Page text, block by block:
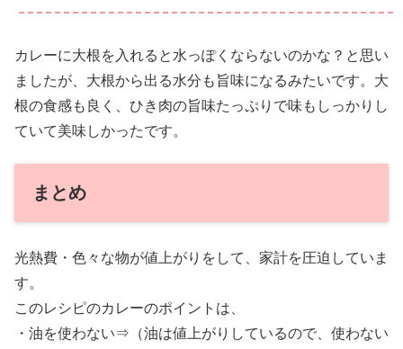
カレーに大根を入れると水っぽくならないのかな？と思い
ましたが、大根から出る水分も旨味になるみたいです。大
根の食感も良く、ひき肉の旨味たっぷりで味もしっかりし
ていて美味しかったです。
まとめ
光熱費・色々な物が値上がりをして、家計を圧迫していま
す。
このレシピのカレーのポイントは、
・油を使わない⇒（油は値上がりしているので、使わない